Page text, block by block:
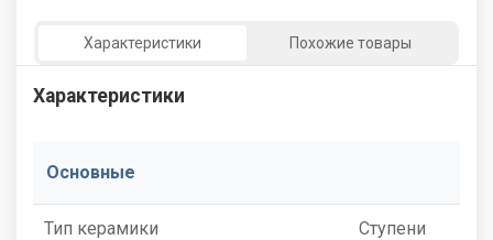
Характеристики Похожие товары
Характеристики
Основные
Тип керамики Ступени